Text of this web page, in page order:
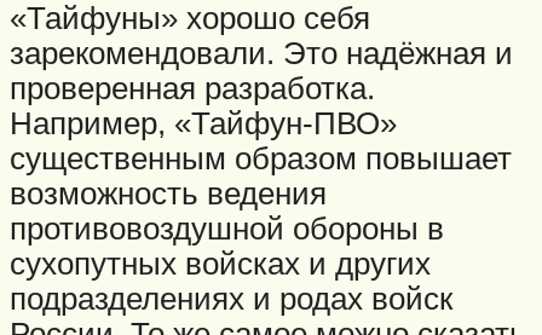
«Тайфуны» хорошо себя
зарекомендовали. Это надёжная и
проверенная разработка.
Например, «Тайфун-ПВО»
существенным образом повышает
возможность ведения
противовоздушной обороны в
сухопутных войсках и других
подразделениях и родах войск